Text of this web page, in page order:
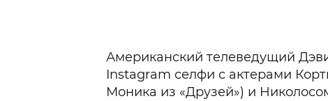
Американский телеведущий
Instagram селфи с актерами
Моника из «Друзей») и